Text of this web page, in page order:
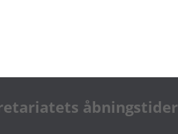
åbningstider